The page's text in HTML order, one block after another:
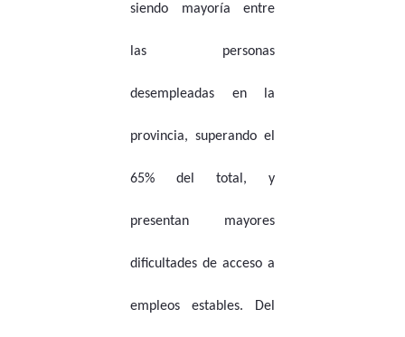
siendo mayoría entre
las personas
desempleadas en la
provincia, superando el
65% del total, y
presentan mayores
dificultades de acceso a
empleos estables. Del